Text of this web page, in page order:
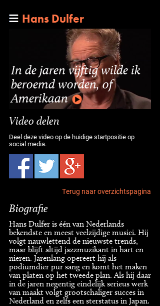
Hans Dulfer
In de jaren vijftig wilde ik
beroemd worden, of
Amerikaan
Video delen
Deel deze video op de huidige startpositie op
social media.
Terug naar overzichtspagina
Biografie
Hans Dulfer is één van Nederlands
bekendste en meest veelzijdige musici. Hij
volgt nauwlettend de nieuwste trends,
maar blijft altijd jazzmuzikant in hart en
nieren. Jarenlang opereert hij als
podiumdier pur sang en komt het maken
van platen op het tweede plan. Als hij daar
in de jaren negentig eindelijk serieus werk
van maakt volgt grootschaliger succes in
Nederland en zelfs een sterstatus in Japan.